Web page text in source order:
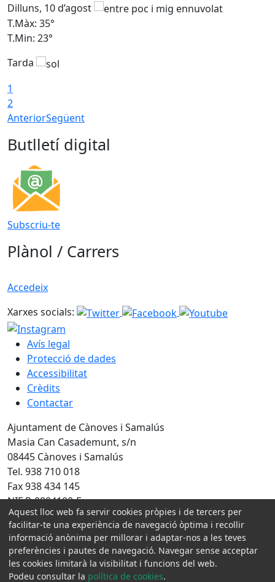
Dilluns, 10 d’agost
T.Màx: 35°
T.Min: 23°
Tarda
1
2
AnteriorSegüent
Butlletí digital
Subscriu-te
Plànol / Carrers
Accedeix
Xarxes socials:
Avís legal
Protecció de dades
Accessibilitat
Crèdits
Contactar
Ajuntament de Cànoves i Samalús
Masia Can Casademunt, s/n
08445 Cànoves i Samalús
Tel. 938 710 018
Fax 938 434 145
NIF P-0804100-F
Amb la col·laboració de:
Aquest lloc web fa servir cookies pròpies i de tercers per
facilitar-te una experiència de navegació òptima i recollir
informació anònima per millorar i adaptar-nos a les teves
preferències i pautes de navegació. Navegar sense acceptar
les cookies limitarà la visibilitat i funcions del web.
Podeu consultar la política de cookies.